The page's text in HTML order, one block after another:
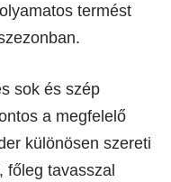
termést
sok és szép
a megfelelő
különösen szereti
főleg tavasszal